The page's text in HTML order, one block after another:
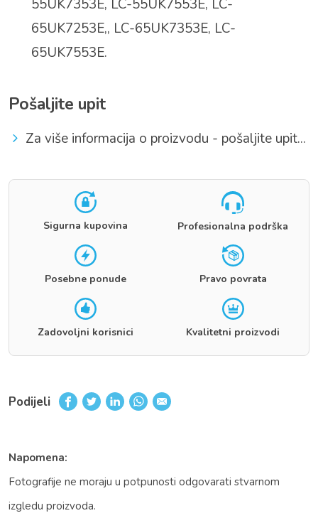
55UK7353E, LC-55UK7553E, LC-
65UK7253E,, LC-65UK7353E, LC-
65UK7553E.
Pošaljite upit
Za više informacija o proizvodu - pošaljite upit...
Sigurna kupovina Profesionalna podrška
Posebne ponude Pravo povrata
Zadovoljni korisnici Kvalitetni proizvodi
Podijeli
Napomena:
Fotografije ne moraju u potpunosti odgovarati stvarnom
izgledu proizvoda.